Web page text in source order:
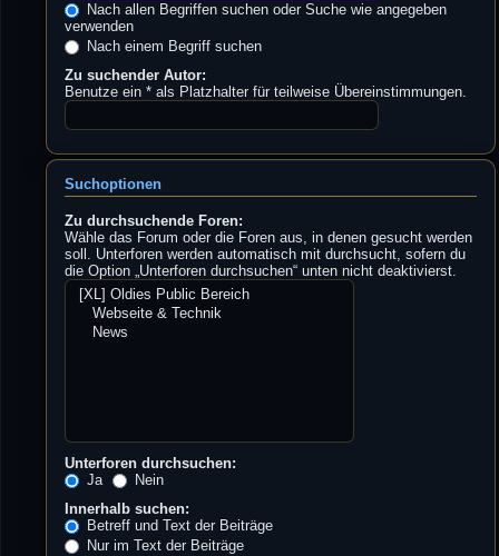
Nach allen Begriffen suchen oder Suche wie angegeben
verwenden
Nach einem Begriff suchen
Zu suchender Autor:
Benutze ein * als Platzhalter für teilweise Übereinstimmungen.
Suchoptionen
Zu durchsuchende Foren:
Wähle das Forum oder die Foren aus, in denen gesucht werden
soll. Unterforen werden automatisch mit durchsucht, sofern du
die Option „Unterforen durchsuchen“ unten nicht deaktivierst.
Unterforen durchsuchen:
Ja
Nein
Innerhalb suchen:
Betreff und Text der Beiträge
Nur im Text der Beiträge